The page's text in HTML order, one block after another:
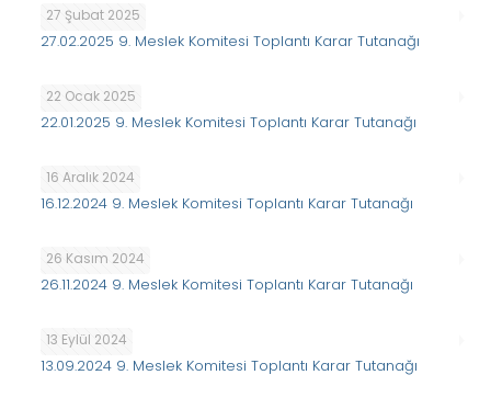
27 Şubat 2025
27.02.2025 9. Meslek Komitesi Toplantı Karar Tutanağı
22 Ocak 2025
22.01.2025 9. Meslek Komitesi Toplantı Karar Tutanağı
16 Aralık 2024
16.12.2024 9. Meslek Komitesi Toplantı Karar Tutanağı
26 Kasım 2024
26.11.2024 9. Meslek Komitesi Toplantı Karar Tutanağı
13 Eylül 2024
13.09.2024 9. Meslek Komitesi Toplantı Karar Tutanağı